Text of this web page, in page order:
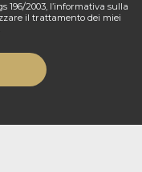
196/2003, l’informativa sulla
il trattamento dei miei